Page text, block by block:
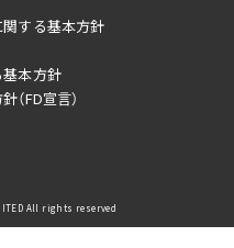
する基本方針
本方針
FD宣言）
All rights reserved